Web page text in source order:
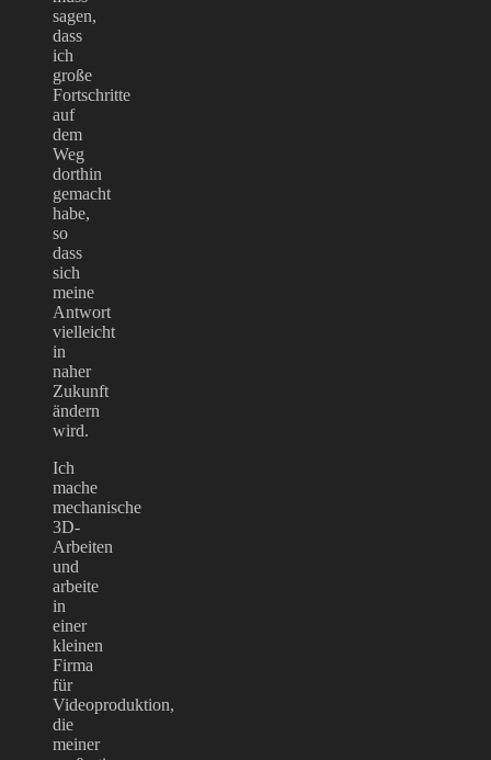
sagen,
dass
ich
große
Fortschritte
auf
dem
Weg
dorthin
gemacht
habe,
so
dass
sich
meine
Antwort
vielleicht
in
naher
Zukunft
ändern
wird.
Ich
mache
mechanische
3D-
Arbeiten
und
arbeite
in
einer
kleinen
Firma
für
Videoproduktion,
die
meiner